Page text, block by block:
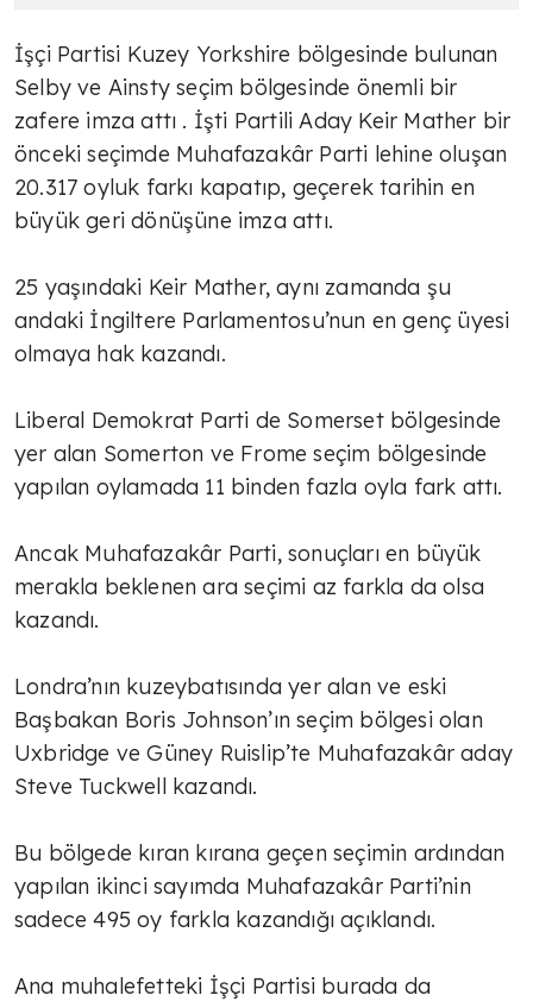
İşçi Partisi Kuzey Yorkshire bölgesinde bulunan
Selby ve Ainsty seçim bölgesinde önemli bir
zafere imza attı . İşti Partili Aday Keir Mather bir
önceki seçimde Muhafazakâr Parti lehine oluşan
20.317 oyluk farkı kapatıp, geçerek tarihin en
büyük geri dönüşüne imza attı.
25 yaşındaki Keir Mather, aynı zamanda şu
andaki İngiltere Parlamentosu’nun en genç üyesi
olmaya hak kazandı.
Liberal Demokrat Parti de Somerset bölgesinde
yer alan Somerton ve Frome seçim bölgesinde
yapılan oylamada 11 binden fazla oyla fark attı.
Ancak Muhafazakâr Parti, sonuçları en büyük
merakla beklenen ara seçimi az farkla da olsa
kazandı.
Londra’nın kuzeybatısında yer alan ve eski
Başbakan Boris Johnson’ın seçim bölgesi olan
Uxbridge ve Güney Ruislip’te Muhafazakâr aday
Steve Tuckwell kazandı.
Bu bölgede kıran kırana geçen seçimin ardından
yapılan ikinci sayımda Muhafazakâr Parti’nin
sadece 495 oy farkla kazandığı açıklandı.
Ana muhalefetteki İşçi Partisi burada da